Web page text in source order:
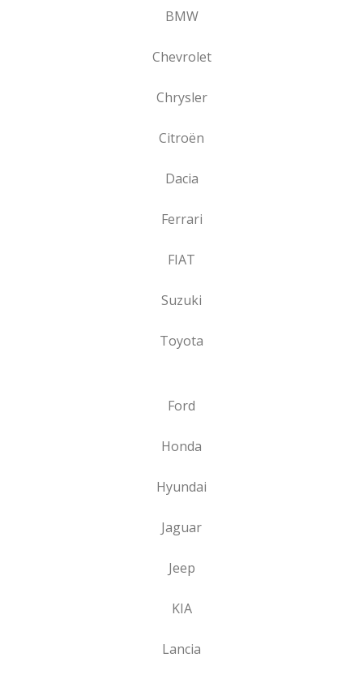
BMW
Chevrolet
Chrysler
Citroën
Dacia
Ferrari
FIAT
Suzuki
Toyota
Ford
Honda
Hyundai
Jaguar
Jeep
KIA
Lancia